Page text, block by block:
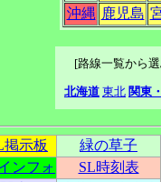
沖縄 鹿児島
[路線一覧から
北海道 東北 関東
掲示板 緑の草子
ンフォ SL時刻表